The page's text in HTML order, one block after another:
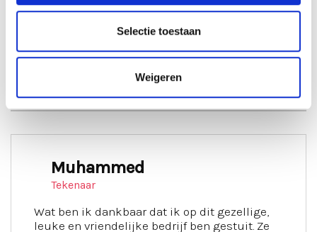
Selectie toestaan
Weigeren
Wat collega's vertellen
Muhammed
Tekenaar
Wat ben ik dankbaar dat ik op dit gezellige,
leuke en vriendelijke bedrijf ben gestuit. Ze